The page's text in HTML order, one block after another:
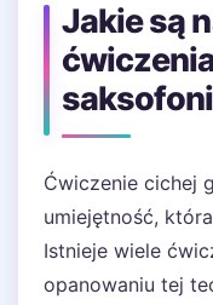
Jakie są
Ćwiczenie cichej
umiejętność,
Istnieje wiele
opanowaniu tej